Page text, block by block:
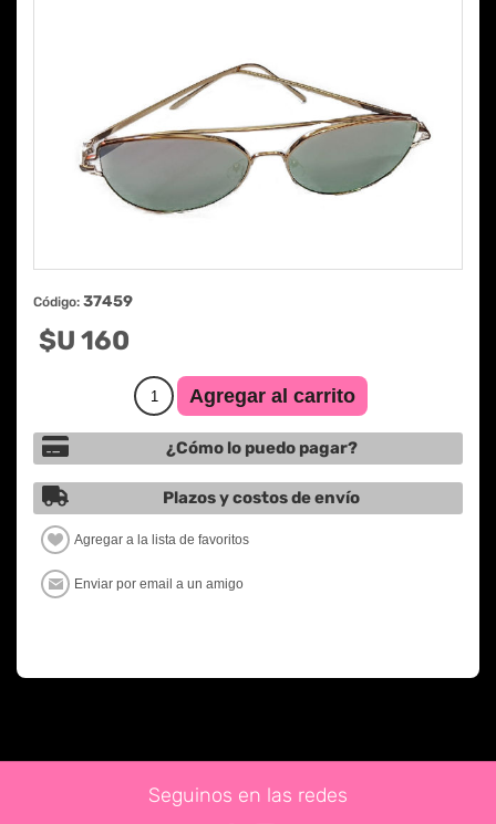
Código: 37459
$U 160
¿Cómo lo puedo pagar?
Plazos y costos de envío
Seguinos en las redes